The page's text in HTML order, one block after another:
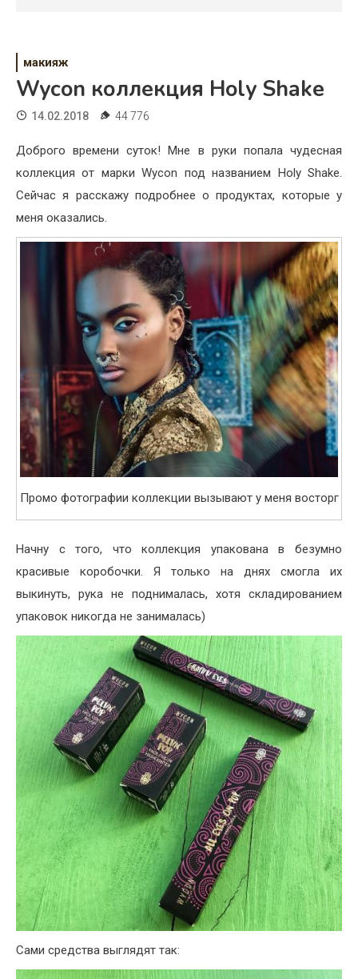
Дом
Жизнь
Хобби
Недвижимость
макияж
Wycon коллекция Holy Shake
14.02.2018 44 776
Доброго времени суток! Мне в руки попала чудесная
коллекция от марки Wycon под названием Holy Shake.
Сейчас я расскажу подробнее о продуктах, которые у
меня оказались.
Промо фотографии коллекции вызывают у меня восторг
Начну с того, что коллекция упакована в безумно
красивые коробочки. Я только на днях смогла их
выкинуть, рука не поднималась, хотя складированием
упаковок никогда не занималась)
Сами средства выглядят так: